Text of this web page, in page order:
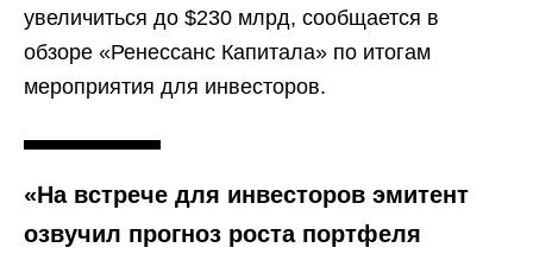
увеличиться до $230 млрд, сообщается в
обзоре «Ренессанс Капитала» по итогам
мероприятия для инвесторов.
«На встрече для инвесторов эмитент
озвучил прогноз роста портфеля